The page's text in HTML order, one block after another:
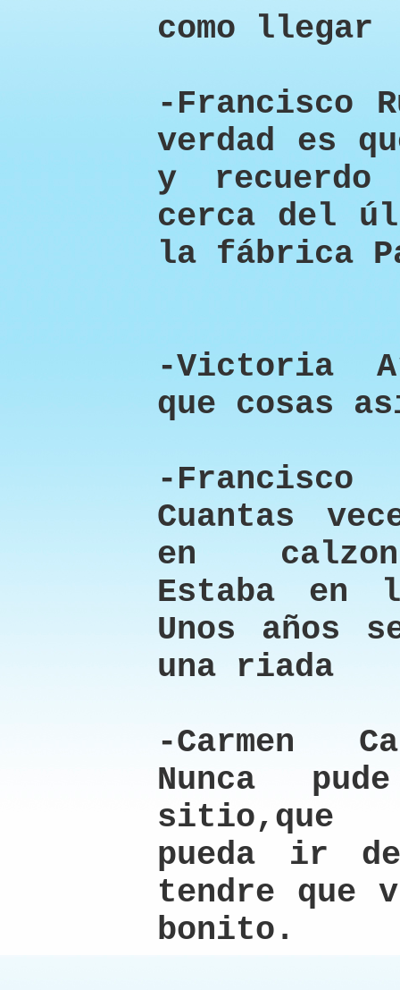
como llegar
-Francisco
verdad es
y recuerdo
cerca del
la fábrica
-Victoria
que cosas
-
Cuantas
en
Estaba en
Unos años
una riada
-Carmen
Nunca
sitio,que
pueda ir
tendre que
bonito.